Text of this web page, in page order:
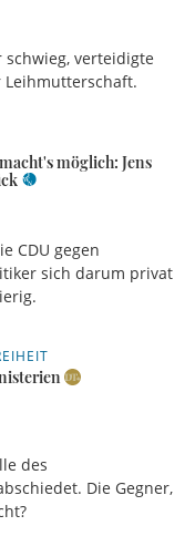
verteidigte
Leihmutterschaft.
möglich: Jens
CDU gegen
sich darum privat
des
Die Gegner,